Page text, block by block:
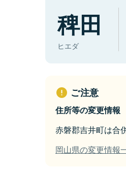
稗田
ヒエダ
ご注意
住所等の変更情報
赤磐郡吉井町は合
岡山県の変更情報